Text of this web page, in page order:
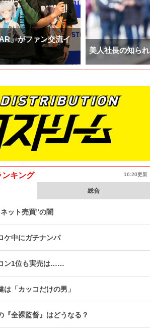
」がファン交流イ
美人社長の知ら
ンキング 16:20更新
総合
ット売買”の闇
ケ中にガチナンパ
ン1位も実売は……
は「カッコだけの男」
『全裸監督』はどうなる？